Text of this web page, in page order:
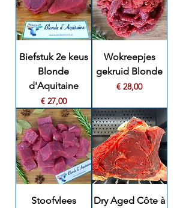
Biefstuk 2e keus
Blonde
d'Aquitaine
Prijs
€ 27,00
Wokreepjes
gekruid Blonde
Prijs
€ 28,00
Stoofvlees
Dry Aged Côte à